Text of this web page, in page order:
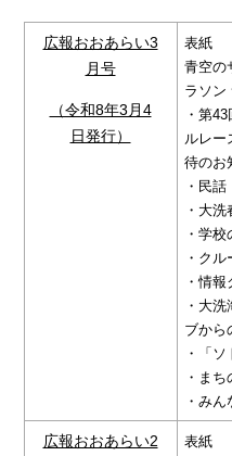
広報おおあらい3
月号
（令和8年3月4
日発行）
表紙
青空の
ラソン
・第
ルレー
待のお
・民
・大
・学
・ク
・情
・大
ブから
・「
・まち
・み
広報おおあらい2
表紙